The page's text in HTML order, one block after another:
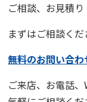
ご相談、お見積
まずはご相談く
無料のお問い合
ご来店、お電話